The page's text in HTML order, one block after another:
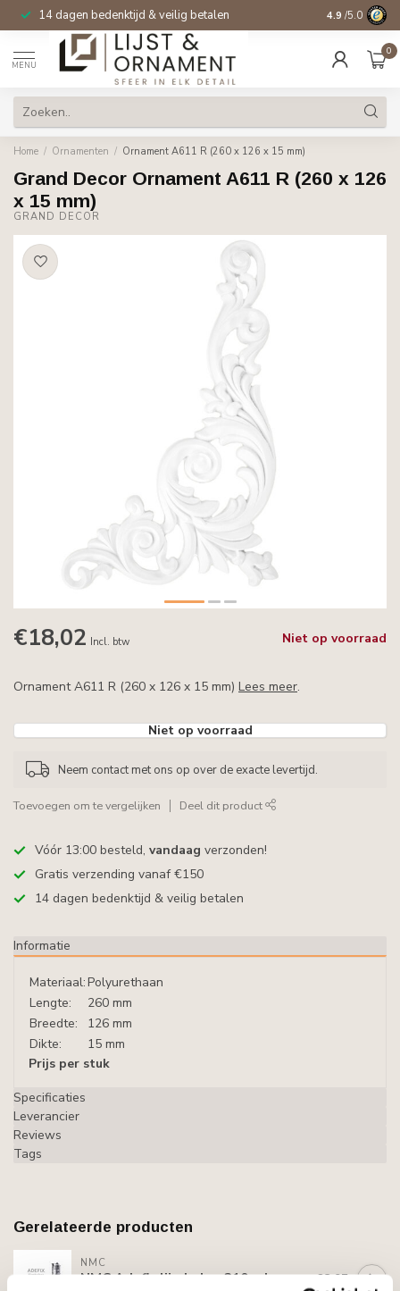
14 dagen bedenktijd & veilig betalen 4.9 /5.0
MENU
0
Home / Ornamenten / Ornament A611 R (260 x 126 x 15 mm)
Grand Decor Ornament A611 R (260 x 126
x 15 mm)
GRAND DECOR
€18,02 Incl. btw Niet op voorraad
Ornament A611 R (260 x 126 x 15 mm) Lees meer.
Niet op voorraad
Neem contact met ons op over de exacte levertijd.
Toevoegen om te vergelijken Deel dit product
Vóór 13:00 besteld, vandaag verzonden!
Gratis verzending vanaf €150
14 dagen bedenktijd & veilig betalen
Informatie
Materiaal:Polyurethaan
Lengte:
260 mm
Breedte:
126 mm
Dikte:
15 mm
Prijs per stuk
Specificaties
Leverancier
Reviews
Tags
Gerelateerde producten
NMC
NMC Adefix lijmkoker 310 ml €8,95